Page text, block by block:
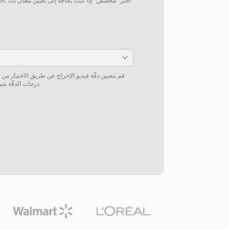
قم بتعيين دقّة فيديو الإخراج عن طريق الاختيار
درجات الدقّة شيوعاً أو إدخال دقّة مخصّصة يدوياً.